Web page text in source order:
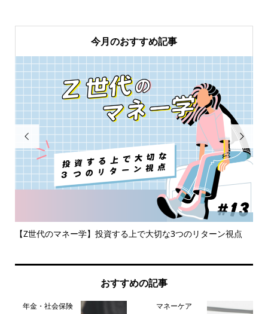
今月のおすすめ記事

【Z世代のマネー学】投資する上で大切な3つのリターン視点

おすすめの記事
年金・社会保険 マネーケア